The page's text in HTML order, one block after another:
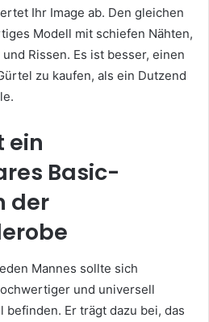
Ihr Image ab. Den gleichen
Modell mit schiefen Nähten,
Rissen. Es ist besser, einen
zu kaufen, als ein Dutzend
ein
Basic-
der
Mannes sollte sich
und universell
Er trägt dazu bei, das